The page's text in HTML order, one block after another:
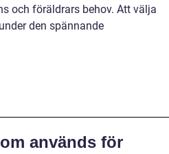
och föräldrars behov. Att välja
den spännande
används för